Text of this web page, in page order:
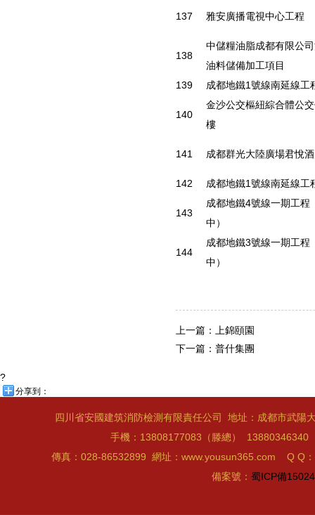
137 雅安廣播電視中心工程
138
中儲糧油脂成都有限公
油料儲備加工項目
139
成都地鐵1號線南延線工
140
金沙公交樞紐綜合體公
樓
141 成都群光大陸廣場君悅
142 成都地鐵1號線南延線工
143
成都地鐵4號線一期工程
中）
144
成都地鐵3號線一期工程
中）
上一篇：
上錦頤園
下一篇： 普什集團
?
四川省安國建筑消防檢測有限責任公司 地址：成都市武陽
手機：13808177083（滕總） 13880346340
傳真：028-86532899 網址：www.yousun365.com Q Q
備案號： 蜀ICP備
分享到：